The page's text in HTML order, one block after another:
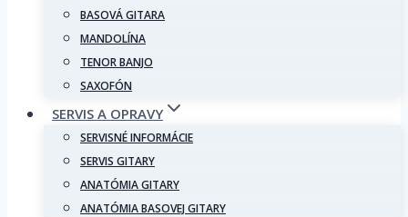
BASOVÁ GITARA
MANDOLÍNA
TENOR BANJO
SAXOFÓN
SERVIS A OPRAVY
SERVISNÉ INFORMÁCIE
SERVIS GITARY
ANATÓMIA GITARY
ANATÓMIA BASOVEJ GITARY